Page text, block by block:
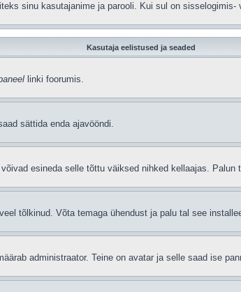
sinu kasutajanime ja parooli. Kui sul on sisselogimis-
Kasutaja eelistused ja seaded
linki foorumis.
sättida enda ajavööndi.
esineda selle tõttu väiksed nihked kellaajas. Palun
tõlkinud. Võta temaga ühendust ja palu tal see
administraator. Teine on avatar ja selle saad ise